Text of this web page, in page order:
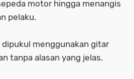
motor hingga menangis
pelaku.
menggunakan gitar
tanpa alasan yang jelas.